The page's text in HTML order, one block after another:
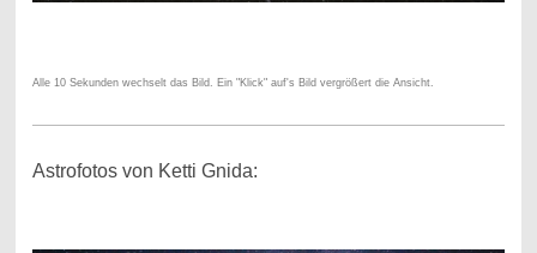
Alle 10 Sekunden wechselt das Bild. Ein "Klick" auf's Bild vergrößert die Ansicht.
Astrofotos von Ketti Gnida: